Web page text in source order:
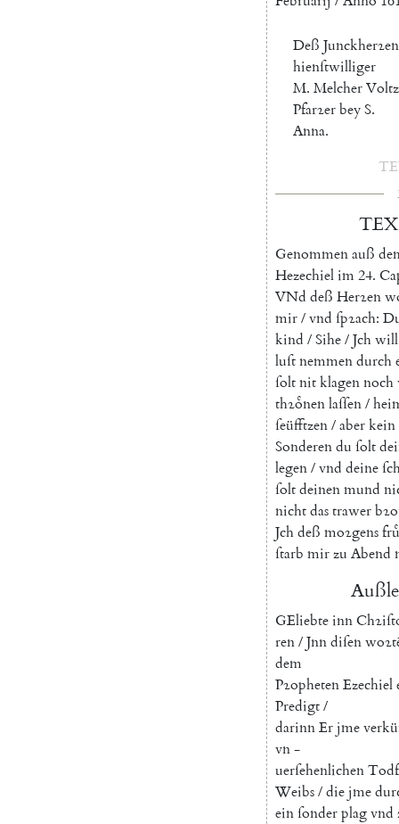
Deß Junckherꝛen
hienſtwilliger
M. MelcherVoltz
PfarꝛerbeyS.
Anna.
Genommenauß
Hezechielim24.
VNd deß Herꝛen
mir/vnd ſpꝛach:
kind /Sihe/Jchwill
luſtnemmendurch
ſoltnitklagennoch
thꝛoͤnenlaſſen/
ſeüfftzen/aberkein
Sonderendu ſolt
legen/vnd deine
ſoltdeinenmund
nichtdastrawer
Jchdeß moꝛgensfruͤ
ſtarb mirzu Abend
GEliebteinn
ren/Jnndiſen
dem
PꝛophetenEzechiel
Predigt/
darinnErjme
vn-
uerſehenlichen
Weibs/diejme
einſonderplagvnd